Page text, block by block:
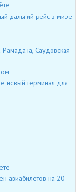
дальний рейс в мире
Саудовская
новый терминал для
авиабилетов на 20